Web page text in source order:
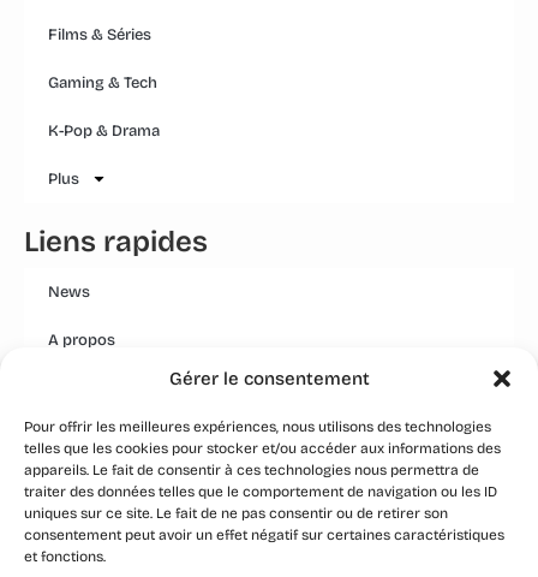
Gérer le consentement
Pour offrir les meilleures expériences, nous utilisons des technologies
telles que les cookies pour stocker et/ou accéder aux informations des
appareils. Le fait de consentir à ces technologies nous permettra de
traiter des données telles que le comportement de navigation ou les ID
uniques sur ce site. Le fait de ne pas consentir ou de retirer son
consentement peut avoir un effet négatif sur certaines caractéristiques
et fonctions.
Films & Séries
Gaming & Tech
K-Pop & Drama
Plus
Liens rapides
News
A propos
Mentions légales
Conditions générales
Politique Qualité Groupe
Event